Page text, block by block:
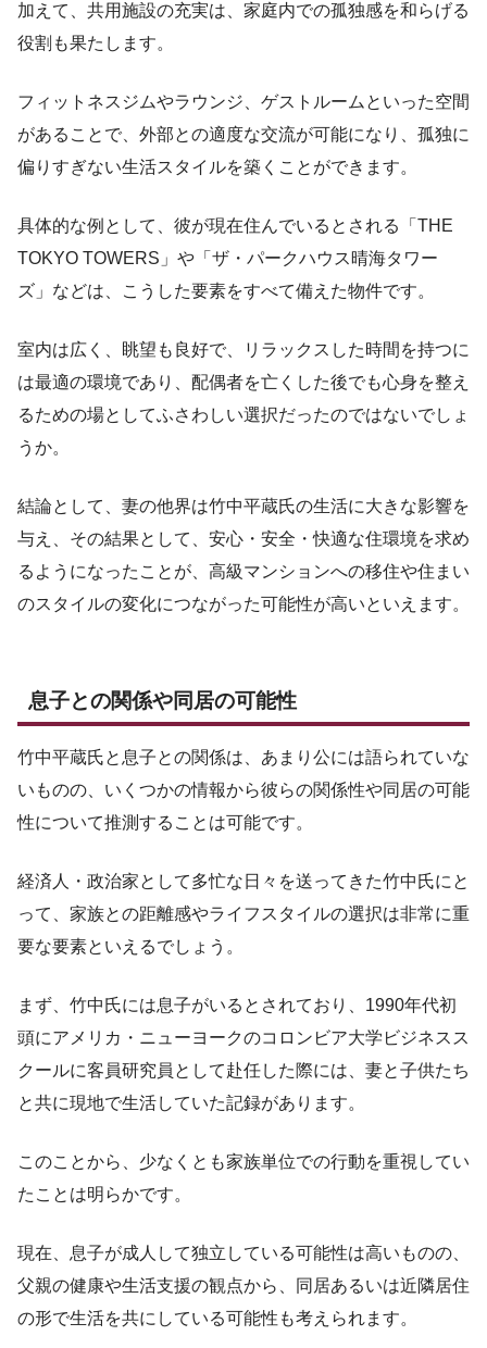
加えて、共用施設の充実は、家庭内での孤独感を和らげる
役割も果たします。
フィットネスジムやラウンジ、ゲストルームといった空間
があることで、外部との適度な交流が可能になり、孤独に
偏りすぎない生活スタイルを築くことができます。
具体的な例として、彼が現在住んでいるとされる「THE
TOKYO TOWERS」や「ザ・パークハウス晴海タワー
ズ」などは、こうした要素をすべて備えた物件です。
室内は広く、眺望も良好で、リラックスした時間を持つに
は最適の環境であり、配偶者を亡くした後でも心身を整え
るための場としてふさわしい選択だったのではないでしょ
うか。
結論として、妻の他界は竹中平蔵氏の生活に大きな影響を
与え、その結果として、安心・安全・快適な住環境を求め
るようになったことが、高級マンションへの移住や住まい
のスタイルの変化につながった可能性が高いといえます。
息子との関係や同居の可能性
竹中平蔵氏と息子との関係は、あまり公には語られていな
いものの、いくつかの情報から彼らの関係性や同居の可能
性について推測することは可能です。
経済人・政治家として多忙な日々を送ってきた竹中氏にと
って、家族との距離感やライフスタイルの選択は非常に重
要な要素といえるでしょう。
まず、竹中氏には息子がいるとされており、1990年代初
頭にアメリカ・ニューヨークのコロンビア大学ビジネスス
クールに客員研究員として赴任した際には、妻と子供たち
と共に現地で生活していた記録があります。
このことから、少なくとも家族単位での行動を重視してい
たことは明らかです。
現在、息子が成人して独立している可能性は高いものの、
父親の健康や生活支援の観点から、同居あるいは近隣居住
の形で生活を共にしている可能性も考えられます。